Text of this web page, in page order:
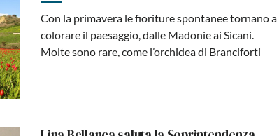
Con la primavera le fioriture spontanee tornano a
colorare il paesaggio, dalle Madonie ai Sicani.
Molte sono rare, come l’orchidea di Branciforti